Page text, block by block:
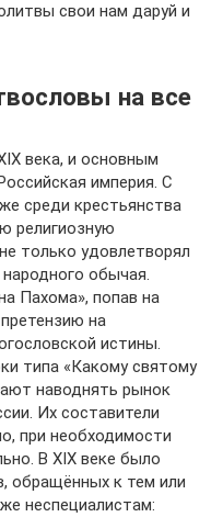
свои нам даруй и
на все
века, и основным
империя. С
среди крестьянства
религиозную
только удовлетворял
обычая.
Пахома», попав на
на
истины.
типа «Какому святому
наводнять рынок
Их составители
при необходимости
В XIX веке было
обращённых к тем или
неспециалистам: